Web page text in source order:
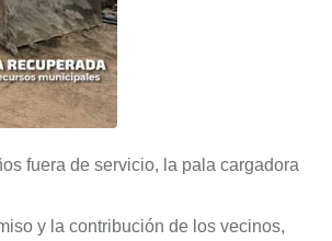
fuera de servicio, la pala cargadora
y la contribución de los vecinos,